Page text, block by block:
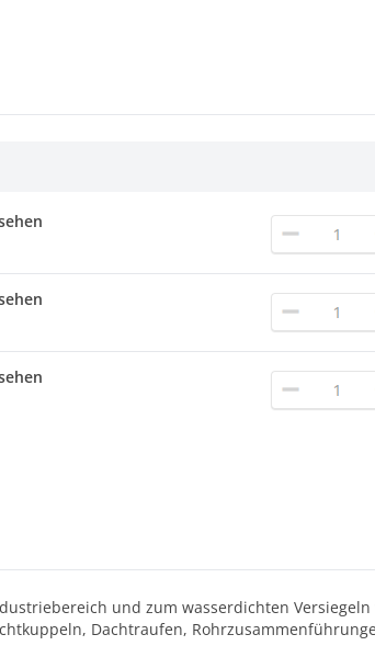
und zum wasserdichten Versiegeln
Dachtraufen,